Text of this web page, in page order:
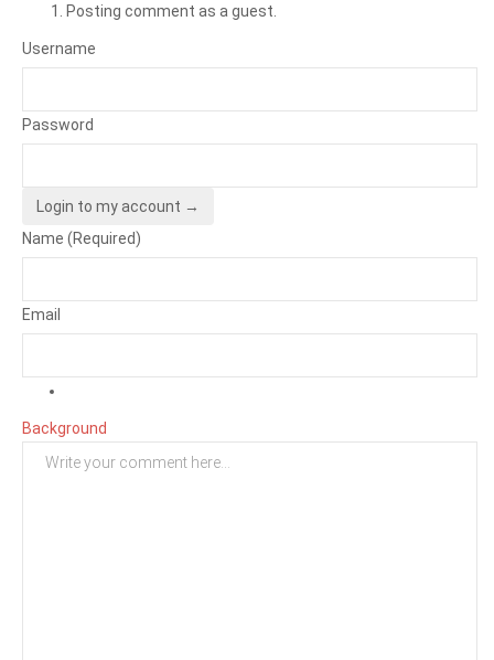
Posting comment as a guest.
Username
Password
Login to my account →
Name (Required)
Email
Background